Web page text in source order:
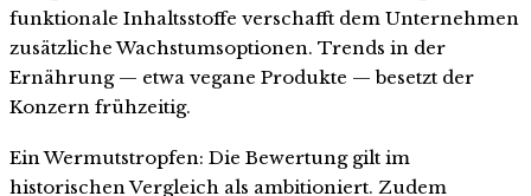
funktionale Inhaltsstoffe verschafft dem Unternehmen
zusätzliche Wachstumsoptionen. Trends in der
Ernährung — etwa vegane Produkte — besetzt der
Konzern frühzeitig.
Ein Wermutstropfen: Die Bewertung gilt im
historischen Vergleich als ambitioniert. Zudem